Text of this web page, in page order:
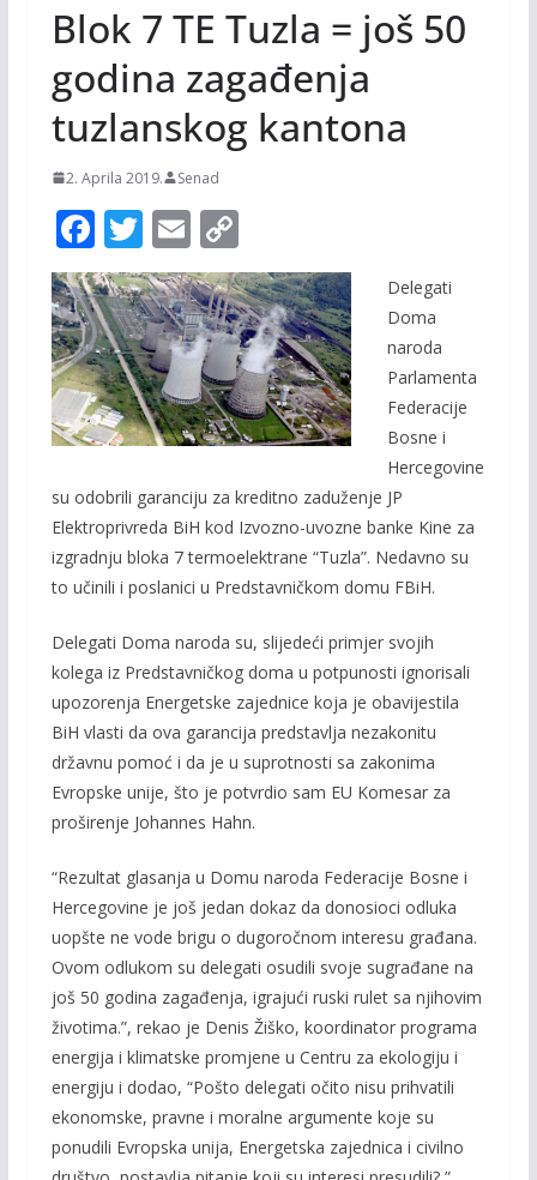
Blok 7 TE Tuzla = još 50
godina zagađenja
tuzlanskog kantona
2. Aprila 2019. Senad
F
ac
e
b
o
o
k
T
w
itt
er
E
m
ai
l
C
o
p
y
Li
n
k
Delegati
Doma
naroda
Parlamenta
Federacije
Bosne i
Hercegovine
su odobrili garanciju za kreditno zaduženje JP
Elektroprivreda BiH kod Izvozno-uvozne banke Kine za
izgradnju bloka 7 termoelektrane “Tuzla”. Nedavno su
to učinili i poslanici u Predstavničkom domu FBiH.
Delegati Doma naroda su, slijedeći primjer svojih
kolega iz Predstavničkog doma u potpunosti ignorisali
upozorenja Energetske zajednice koja je obavijestila
BiH vlasti da ova garancija predstavlja nezakonitu
državnu pomoć i da je u suprotnosti sa zakonima
Evropske unije, što je potvrdio sam EU Komesar za
proširenje Johannes Hahn.
“Rezultat glasanja u Domu naroda Federacije Bosne i
Hercegovine je još jedan dokaz da donosioci odluka
uopšte ne vode brigu o dugoročnom interesu građana.
Ovom odlukom su delegati osudili svoje sugrađane na
još 50 godina zagađenja, igrajući ruski rulet sa njihovim
životima.”, rekao je Denis Žiško, koordinator programa
energija i klimatske promjene u Centru za ekologiju i
energiju i dodao, “Pošto delegati očito nisu prihvatili
ekonomske, pravne i moralne argumente koje su
ponudili Evropska unija, Energetska zajednica i civilno